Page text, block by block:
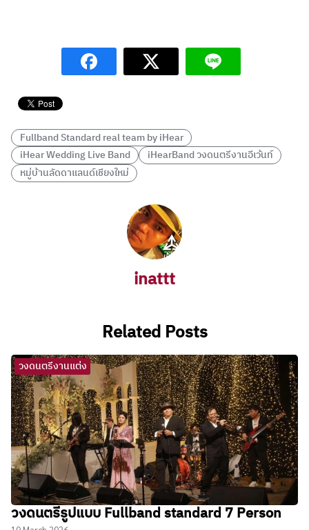
Fullband Standard real team by iHear
iHear Wedding Live Band
iHearBand วงดนตรีงานอีเว้นท์
หมู่บ้านลัดดาแลนด์เชียงใหม่
inattt
Related Posts
วงดนตรีงานแต่ง
วงดนตรีรูปแบบ Fullband standard 7 Person